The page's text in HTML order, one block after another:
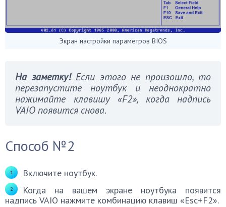
Экран настройки параметров BIOS
На заметку!Если этого не произошло, то
перезапустите ноутбук и неоднократно
нажимайте клавишу «F2», когда надпись
VAIO появится снова.
Способ №2
Включите ноутбук.
Когда на вашем экране ноутбука появится
надпись VAIO нажмите комбинацию клавиш «Esc+F2».